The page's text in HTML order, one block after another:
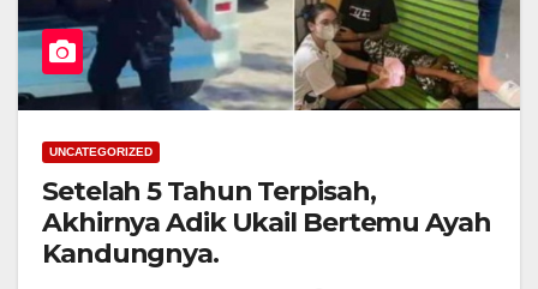
UNCATEGORIZED
Setelah 5 Tahun Terpisah,
Akhirnya Adik Ukail Bertemu Ayah
Kandungnya.